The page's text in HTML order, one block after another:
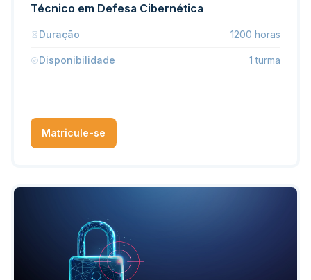
Técnico em Defesa Cibernética
Duração 1200 horas
Disponibilidade 1 turma
Matricule-se